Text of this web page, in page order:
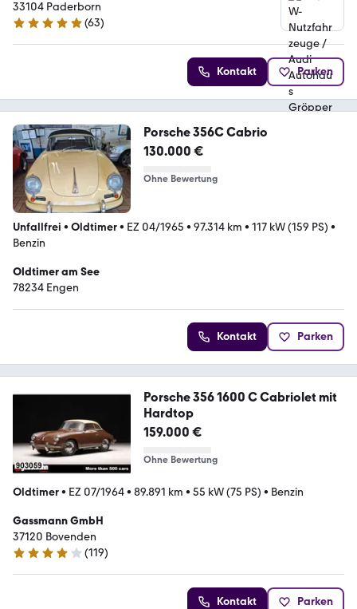
GmbH
33104 Paderborn
5 Sterne
(63)
Kontakt Parken
Porsche 356C Cabrio
130.000 €
Ohne Bewertung
Unfallfrei • Oldtimer• EZ 04/1965 • 97.314 km • 117 kW (159 PS) •
Benzin
Oldtimer am See
78234 Engen
Kontakt Parken
Porsche 356 1600 C Cabriolet mit
Hardtop
159.000 €
Ohne Bewertung
Oldtimer• EZ 07/1964• 89.891 km • 55 kW (75 PS) • Benzin
Gassmann GmbH
37120 Bovenden
3.9 Sterne
(119)
Kontakt Parken